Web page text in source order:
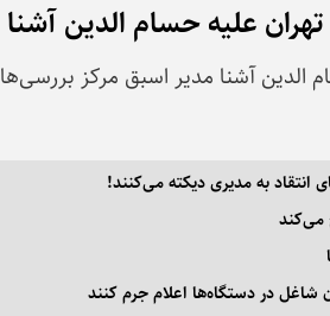
علیه حسام الدین آشنا
الدین آشنا مدیر اسبق مرکز
انتقاد به مدیری دیکته می‌کنند!
می‌کند
شاغل در دستگاه‌ها اعلام جرم کنند